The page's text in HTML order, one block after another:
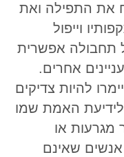
את התפילה ואת
וייפול
תחבולה אפשרית
אחרים.
להיות צדיקים
האמת שמו
מגרעות או
שאינם